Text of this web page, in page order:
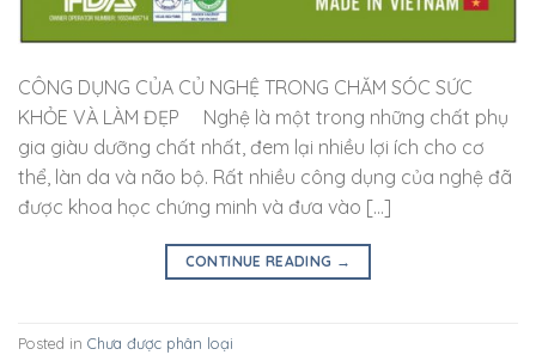
CÔNG DỤNG CỦA CỦ NGHỆ TRONG CHĂM SÓC SỨC
KHỎE VÀ LÀM ĐẸP Nghệ là một trong những chất phụ
gia giàu dưỡng chất nhất, đem lại nhiều lợi ích cho cơ
thể, làn da và não bộ. Rất nhiều công dụng của nghệ đã
được khoa học chứng minh và đưa vào […]
CONTINUE READING →
Posted in Chưa được phân loại